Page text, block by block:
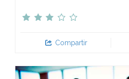
Compartir